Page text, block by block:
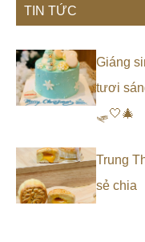
TIN TỨC
Giáng
tươi
🛷🤍🎄
Trung
sẻ chia